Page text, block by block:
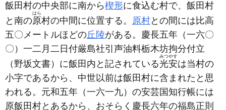
飯田村の中央部に南から楔形に食込む村で、飯田村
と南の原
はら
村の中間に位置する。 原村との間には比高
五〇メートルほどの丘陵がある。慶長五年 （一六〇
〇） 一二月二日付厳島社引声油料栃木坊拘分付立
（野坂文書） に飯田内と記されている光安
みつやす
は当村の
小字であるから、中世以前は飯田村に含まれたと思
われる。元和五年 （一六一九） の安芸国知行帳には
原飯田村とあるから、おそらく慶長六年の福島正則